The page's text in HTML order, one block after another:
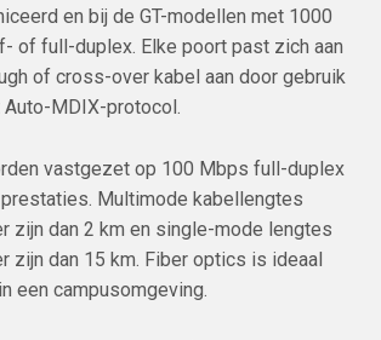
en bij de GT-modellen met 1000
of full-duplex. Elke poort past zich aan
of cross-over kabel aan door gebruik
Auto-MDIX-protocol.
vastgezet op 100 Mbps full-duplex
Multimode kabellengtes
zijn dan 2 km en single-mode lengtes
zijn dan 15 km. Fiber optics is ideaal
een campusomgeving.